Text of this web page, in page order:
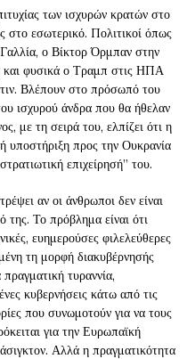
των ισχυρών κρατών στο
στο εσωτερικό. Πολιτικοί όπως
ο Βίκτορ Όρμπαν στην
και φυσικά ο Τραμπ στις ΗΠΑ
Βλέπουν στο πρόσωπό του
ισχυρού άνδρα που θα ήθελαν
με τη σειρά του, ελπίζει ότι η
υποστήριξη προς την Ουκρανία
επιχείρησή” του.
αν οι άνθρωποι δεν είναι
της. Το πρόβλημα είναι ότι
ευημερούσες φιλελεύθερες
τη μορφή διακυβέρνησής
τυραννία,
κυβερνήσεις κάτω από τις
που συνωμοτούν για να τους
για την Ευρωπαϊκή
Αλλά η πραγματικότητα